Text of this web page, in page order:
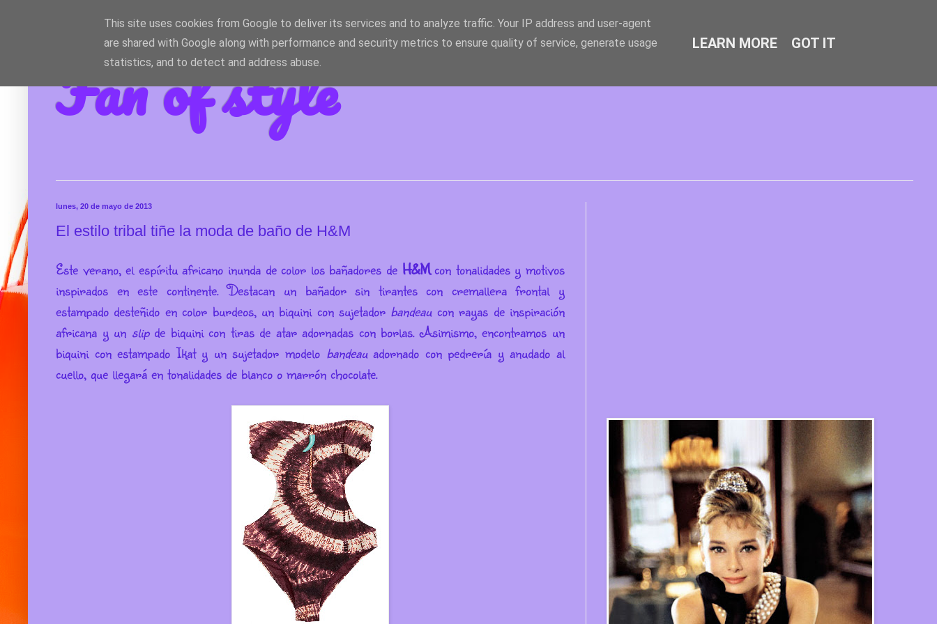
Fan of style
lunes, 20 de mayo de 2013
El estilo tribal tiñe la moda de baño de H&M
Este verano, el espíritu africano inunda de color los bañadores de H&Mcon tonalidades y motivos
inspirados en este continente. Destacan un bañador sin tirantes con cremallera frontal y
estampado desteñido en color burdeos, un biquini con sujetador bandeaucon rayas de inspiración
africana y un slipde biquini con tiras de atar adornadas con borlas. Asimismo, encontramos un
biquini con estampado Ikat y un sujetador modelo bandeauadornado con pedrería y anudado al
cuello, que llegará en tonalidades de blanco o marrón chocolate.
This site uses cookies from Google to deliver its services and to analyze traffic. Your IP address and user-agent
are shared with Google along with performance and security metrics to ensure quality of service, generate usage
statistics, and to detect and address abuse.
LEARN MORE GOT IT